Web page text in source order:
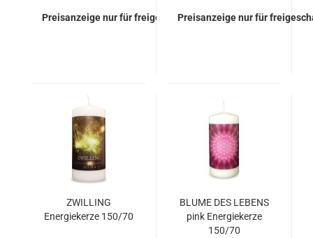
Preisanzeige nur für freigeschaltete Kunden
Preisanzeige nur für
ZWILLING
Energiekerze 150/70
BLUME DES LEBENS
pink Energiekerze
150/70